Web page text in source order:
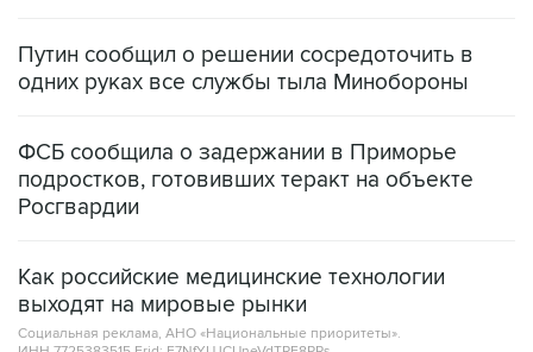
Путин сообщил о решении сосредоточить в
одних руках все службы тыла Минобороны
ФСБ сообщила о задержании в Приморье
подростков, готовивших теракт на объекте
Росгвардии
Как российские медицинские технологии
выходят на мировые рынки
Социальная реклама, АНО «Национальные приоритеты».